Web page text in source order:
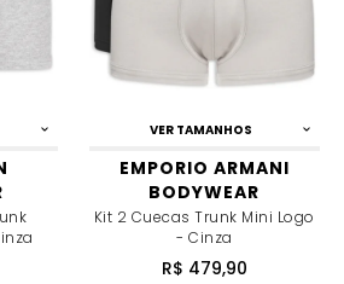
VER TAMANHOS
EMPORIO ARMANI
BODYWEAR
Kit 2 Cuecas Trunk Mini Logo
- Cinza
R$ 479,90